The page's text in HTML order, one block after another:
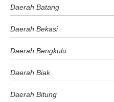
Daerah Batang
Daerah Bekasi
Daerah Bengkulu
Daerah Biak
Daerah Bitung